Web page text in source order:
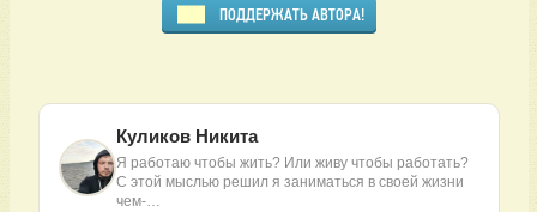
ПОДДЕРЖАТЬ АВТОРА!
Куликов Никита
Я работаю чтобы жить? Или живу чтобы работать?
С этой мыслью решил я заниматься в своей жизни
чем-…